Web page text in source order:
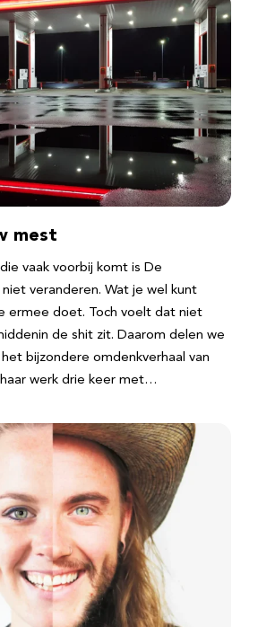
mest
vaak voorbij komt is De
veranderen. Wat je wel kunt
ermee doet. Toch voelt dat niet
de shit zit. Daarom delen we
bijzondere omdenkverhaal van
werk drie keer met…